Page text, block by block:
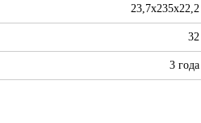
23,7x235x22,2
32
3 года